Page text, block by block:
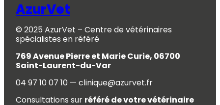
AzurVet
© 2025 AzurVet – Centre de vétérinaires
spécialistes en référé
769 Avenue Pierre et Marie Curie, 06700
Saint-Laurent-du-Var
04 97 10 07 10 — clinique@azurvet.fr
Consultations sur référé de votre vétérinaire